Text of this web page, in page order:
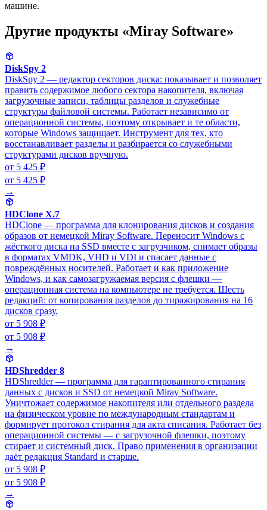
машине.
Другие продукты «Miray Software»
DiskSpy 2
DiskSpy 2 — редактор секторов диска: показывает и позволяет
править содержимое любого сектора накопителя, включая
загрузочные записи, таблицы разделов и служебные
структуры файловой системы. Работает независимо от
операционной системы, поэтому открывает и те области,
которые Windows защищает. Инструмент для тех, кто
восстанавливает разделы и разбирается со служебными
структурами дисков вручную.
от 5 425 ₽
от 5 425 ₽
→
HDClone X.7
HDClone — программа для клонирования дисков и создания
образов от немецкой Miray Software. Переносит Windows с
жёсткого диска на SSD вместе с загрузчиком, снимает образы
в форматах VMDK, VHD и VDI и спасает данные с
повреждённых носителей. Работает и как приложение
Windows, и как самозагружаемая версия с флешки —
операционная система на компьютере не требуется. Шесть
редакций: от копирования разделов до тиражирования на 16
дисков сразу.
от 5 908 ₽
от 5 908 ₽
→
HDShredder 8
HDShredder — программа для гарантированного стирания
данных с дисков и SSD от немецкой Miray Software.
Уничтожает содержимое накопителя или отдельного раздела
на физическом уровне по международным стандартам и
формирует протокол стирания для акта списания. Работает без
операционной системы — с загрузочной флешки, поэтому
стирает и системный диск. Право применения в организации
даёт редакция Standard и старше.
от 5 908 ₽
от 5 908 ₽
→